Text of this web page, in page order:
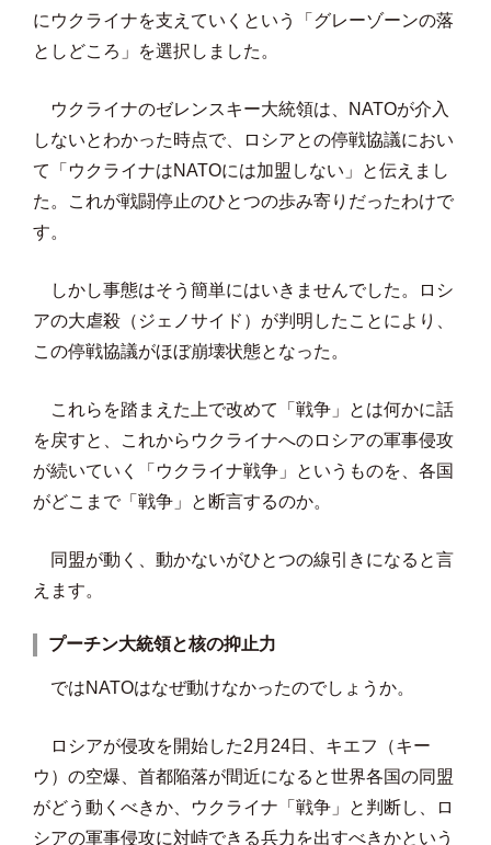
にウクライナを支えていくという「グレーゾーンの落
としどころ」を選択しました。
ウクライナのゼレンスキー大統領は、NATOが介入
しないとわかった時点で、ロシアとの停戦協議におい
て「ウクライナはNATOには加盟しない」と伝えまし
た。これが戦闘停止のひとつの歩み寄りだったわけで
す。
しかし事態はそう簡単にはいきませんでした。ロシ
アの大虐殺（ジェノサイド）が判明したことにより、
この停戦協議がほぼ崩壊状態となった。
これらを踏まえた上で改めて「戦争」とは何かに話
を戻すと、これからウクライナへのロシアの軍事侵攻
が続いていく「ウクライナ戦争」というものを、各国
がどこまで「戦争」と断言するのか。
同盟が動く、動かないがひとつの線引きになると言
えます。
プーチン大統領と核の抑止力
ではNATOはなぜ動けなかったのでしょうか。
ロシアが侵攻を開始した2月24日、キエフ（キー
ウ）の空爆、首都陥落が間近になると世界各国の同盟
がどう動くべきか、ウクライナ「戦争」と判断し、ロ
シアの軍事侵攻に対峙できる兵力を出すべきかという